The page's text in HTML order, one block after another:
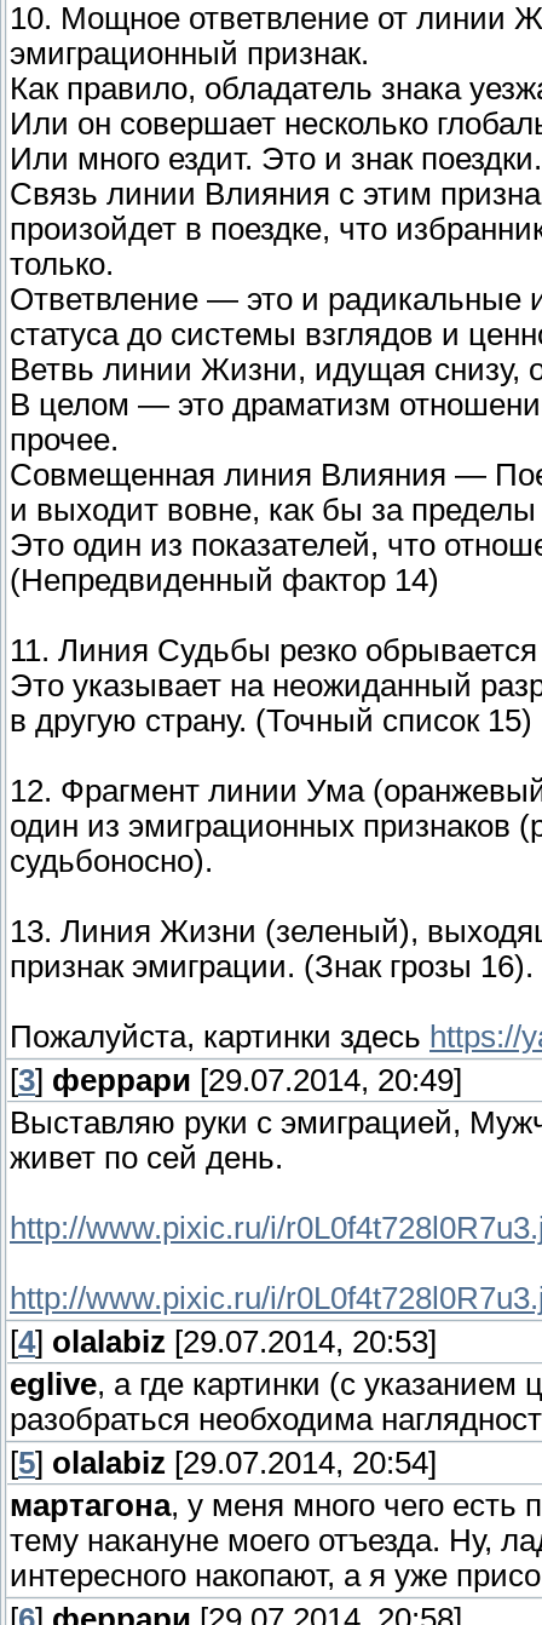
10. Мощное ответвление от линии
эмиграционный признак.
Как правило, обладатель знака
Или он совершает несколько
Или много ездит. Это и знак поездки.
Связь линии Влияния с этим
произойдет в поездке, что
только.
Ответвление — это и радикальные
статуса до системы взглядов и
Ветвь линии Жизни, идущая снизу,
В целом — это драматизм
прочее.
Совмещенная линия Влияния —
и выходит вовне, как бы за
Это один из показателей, что
(Непредвиденный фактор 14)
11. Линия Судьбы резко
Это указывает на неожиданный
в другую страну. (Точный список 15)
12. Фрагмент линии Ума
один из эмиграционных признаков
судьбоносно).
13. Линия Жизни (зеленый),
признак эмиграции. (Знак грозы 16).
Пожалуйста, картинки здесь https://
[3] феррари [29.07.2014, 20:49]
Выставляю руки с эмиграцией,
живет по сей день.
http://www.pixic.ru/i/
http://www.pixic.ru/i/
[4] olalabiz [29.07.2014, 20:53]
eglive, а где картинки (с
разобраться необходима
[5] olalabiz [29.07.2014, 20:54]
мартагона, у меня много чего
тему накануне моего отъезда. Ну,
интересного накопают, а я уже